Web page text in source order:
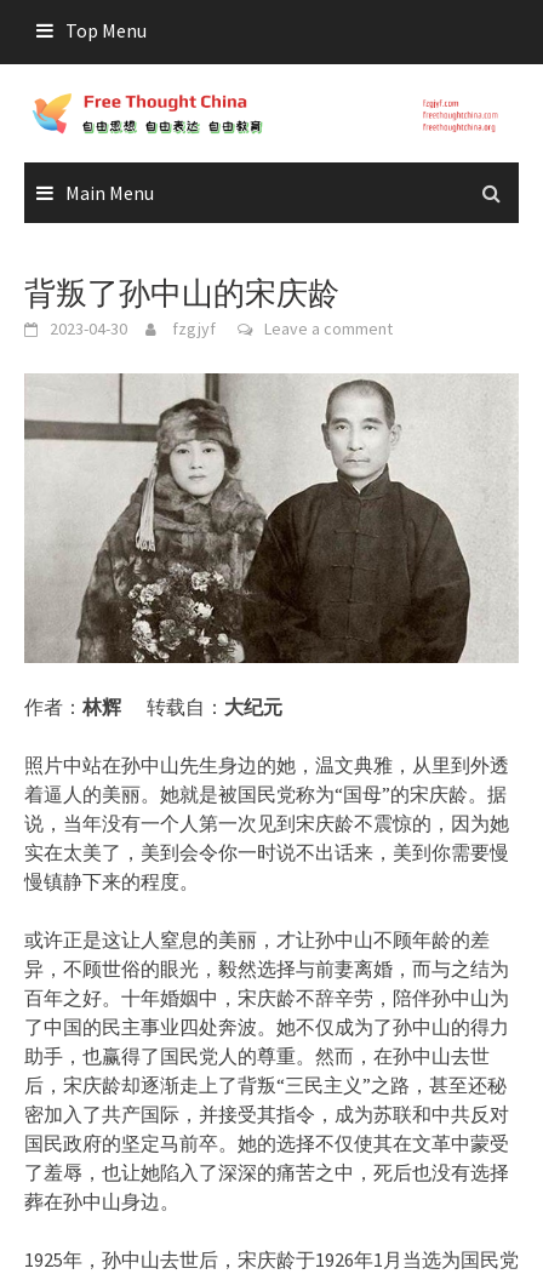
content
Top Menu
Main Menu
背叛了孙中山的宋庆龄
2023-04-30 fzgjyf Leave a comment
作者： 林辉 转载自： 大纪元
照片中站在孙中山先生身边的她，温文典雅，从里到外透
着逼人的美丽。她就是被国民党称为“国母”的宋庆龄。据
说，当年没有一个人第一次见到宋庆龄不震惊的，因为她
实在太美了，美到会令你一时说不出话来，美到你需要慢
慢镇静下来的程度。
或许正是这让人窒息的美丽，才让孙中山不顾年龄的差
异，不顾世俗的眼光，毅然选择与前妻离婚，而与之结为
百年之好。十年婚姻中，宋庆龄不辞辛劳，陪伴孙中山为
了中国的民主事业四处奔波。她不仅成为了孙中山的得力
助手，也赢得了国民党人的尊重。然而，在孙中山去世
后，宋庆龄却逐渐走上了背叛“三民主义”之路，甚至还秘
密加入了共产国际，并接受其指令，成为苏联和中共反对
国民政府的坚定马前卒。她的选择不仅使其在文革中蒙受
了羞辱，也让她陷入了深深的痛苦之中，死后也没有选择
葬在孙中山身边。
1925年，孙中山去世后，宋庆龄于1926年1月当选为国民党